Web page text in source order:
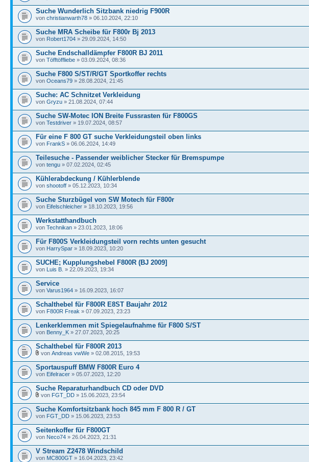
Suche Wunderlich Sitzbank niedrig F900R
von christianwarth78 » 06.10.2024, 22:10
Suche MRA Scheibe für F800r Bj 2013
von Robert1704 » 29.09.2024, 14:50
Suche Endschalldämpfer F800R BJ 2011
von Töfftöffliebe » 03.09.2024, 08:36
Suche F800 S/ST/R/GT Sportkoffer rechts
von Oceans79 » 28.08.2024, 21:45
Suche: AC Schnitzet Verkleidung
von Gryzu » 21.08.2024, 07:44
Suche SW-Motec ION Breite Fussrasten für F800GS
von Testdriver » 19.07.2024, 08:57
Für eine F 800 GT suche Verkleidungsteil oben links
von FrankS » 06.06.2024, 14:49
Teilesuche - Passender weiblicher Stecker für Bremspumpe
von tengu » 07.02.2024, 02:45
Kühlerabdeckung / Kühlerblende
von shootoff » 05.12.2023, 10:34
Suche Sturzbügel von SW Motech für F800r
von Eifelschleicher » 18.10.2023, 19:56
Werkstatthandbuch
von Technikan » 23.01.2023, 18:06
Für F800S Verkleidungsteil vorn rechts unten gesucht
von HarrySpar » 18.09.2023, 10:20
SUCHE; Kupplungshebel F800R (BJ 2009]
von Luis B. » 22.09.2023, 19:34
Service
von Varus1964 » 16.09.2023, 16:07
Schalthebel für F800R E8ST Baujahr 2012
von F800R Freak » 07.09.2023, 23:23
Lenkerklemmen mit Spiegelaufnahme für F800 S/ST
von Benny_K » 27.07.2023, 20:25
Schalthebel für F800R 2013
von Andreas vwWe » 02.08.2015, 19:53
Sportauspuff BMW F800R Euro 4
von Eifelracer » 05.07.2023, 12:20
Suche Reparaturhandbuch CD oder DVD
von FGT_DD » 15.06.2023, 23:54
Suche Komfortsitzbank hoch 845 mm F 800 R / GT
von FGT_DD » 15.06.2023, 23:53
Seitenkoffer für F800GT
von Neco74 » 26.04.2023, 21:31
V Stream Z2478 Windschild
von MC800GT » 16.04.2023, 23:42